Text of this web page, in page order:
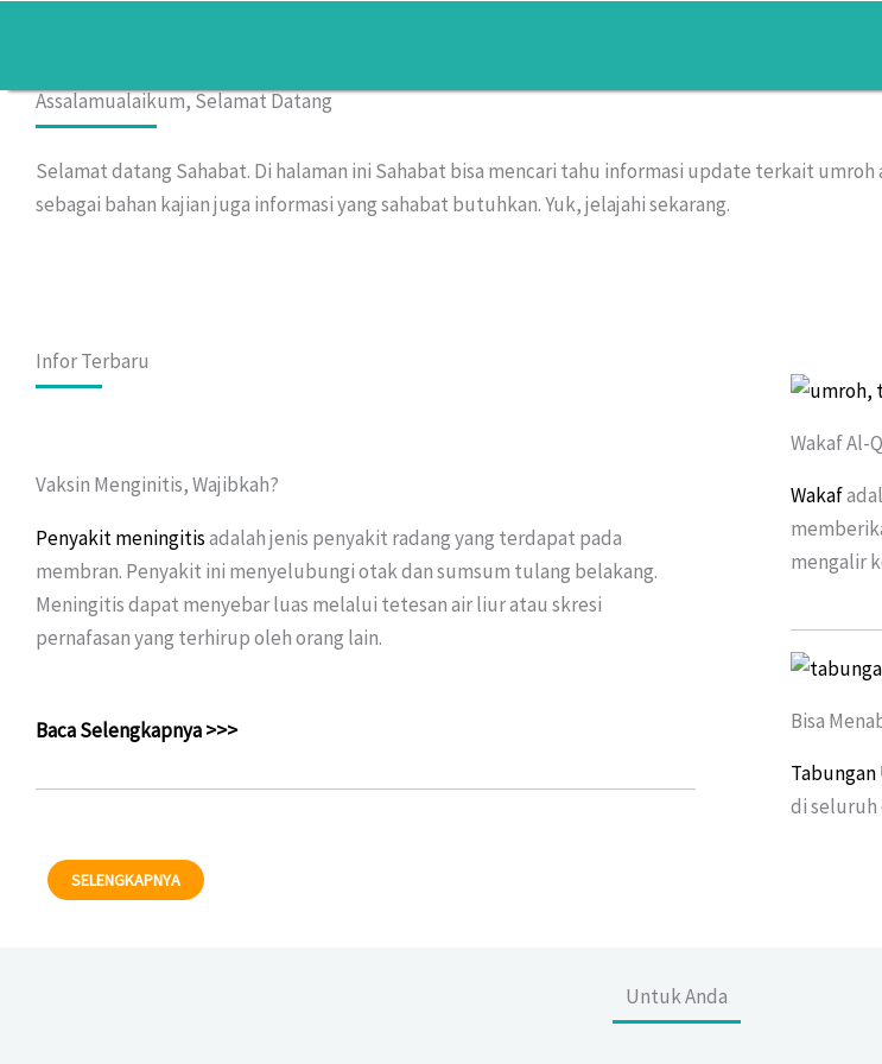
Assalamualaikum, Selamat Datang
Selamat datang Sahabat. Di halaman ini Sahabat bisa mencari tahu informasi update terkait
sebagai bahan kajian juga informasi yang sahabat butuhkan. Yuk, jelajahi sekarang.
Infor Terbaru
Vaksin Menginitis, Wajibkah?
Penyakit meningitisadalah jenis penyakit radang yang terdapat pada
membran. Penyakit ini menyelubungi otak dan sumsum tulang belakang.
Meningitis dapat menyebar luas melalui tetesan air liur atau skresi
pernafasan yang terhirup oleh orang lain.
Baca Selengkapnya >>>
SELENGKAPNYA
Wakaf Al-
Wakaf
mengalir
Bisa
di seluruh
Untuk Anda